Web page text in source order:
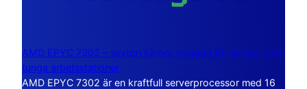
AMD EPYC 7302 – sexton kärnor byggda för servrar och
tunga arbetsstationer
AMD EPYC 7302 är en kraftfull serverprocessor med 16